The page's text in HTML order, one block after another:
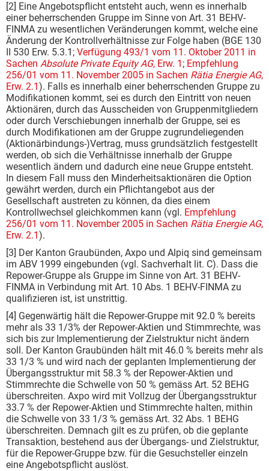
[2] Eine Angebotspflicht entsteht auch, wenn es innerhalb
einer beherrschenden Gruppe im Sinne von Art. 31 BEHV-
FINMA zu wesentlichen Veränderungen kommt, welche eine
Änderung der Kontrollverhältnisse zur Folge haben (BGE 130
II 530 Erw. 5.3.1; Verfügung 493/1 vom 11. Oktober 2011 in
Sachen Absolute Private Equity AG, Erw. 1 ; Empfehlung
256/01 vom 11. November 2005 in Sachen Rätia Energie AG,
Erw. 2.1). Falls es innerhalb einer beherrschenden Gruppe zu
Modifikationen kommt, sei es durch den Eintritt von neuen
Aktionären, durch das Ausscheiden von Gruppenmitgliedern
oder durch Verschiebungen innerhalb der Gruppe, sei es
durch Modifikationen am der Gruppe zugrundeliegenden
(Aktionärbindungs-)Vertrag, muss grundsätzlich festgestellt
werden, ob sich die Verhältnisse innerhalb der Gruppe
wesentlich ändern und dadurch eine neue Gruppe entsteht.
In diesem Fall muss den Minderheitsaktionären die Option
gewährt werden, durch ein Pflichtangebot aus der
Gesellschaft austreten zu können, da dies einem
Kontrollwechsel gleichkommen kann (vgl. Empfehlung
256/01 vom 11. November 2005 in Sachen Rätia Energie AG,
Erw. 2.1).
[3] Der Kanton Graubünden, Axpo und Alpiq sind gemeinsam
im ABV 1999 eingebunden (vgl. Sachverhalt lit. C). Dass die
Repower-Gruppe als Gruppe im Sinne von Art. 31 BEHV-
FINMA in Verbindung mit Art. 10 Abs. 1 BEHV-FINMA zu
qualifizieren ist, ist unstrittig.
[4] Gegenwärtig hält die Repower-Gruppe mit 92.0 % bereits
mehr als 33 1/3% der Repower-Aktien und Stimmrechte, was
sich bis zur Implementierung der Zielstruktur nicht ändern
soll. Der Kanton Graubünden hält mit 46.0 % bereits mehr als
33 1/3 % und wird nach der geplanten Implementierung der
Übergangsstruktur mit 58.3 % der Repower-Aktien und
Stimmrechte die Schwelle von 50 % gemäss Art. 52 BEHG
überschreiten. Axpo wird mit Vollzug der Übergangsstruktur
33.7 % der Repower-Aktien und Stimmrechte halten, mithin
die Schwelle von 33 1/3 % gemäss Art. 32 Abs. 1 BEHG
überschreiten. Demnach gilt es zu prüfen, ob die geplante
Transaktion, bestehend aus der Übergangs- und Zielstruktur,
für die Repower-Gruppe bzw. für die Gesuchsteller einzeln
eine Angebotspflicht auslöst.